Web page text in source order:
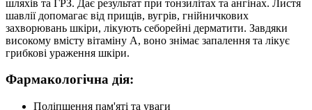
шляхів та ГРЗ. Дає результат при тонзилітах та ангінах. Листя
шавлії допомагає від прищів, вугрів, гнійничкових
захворювань шкіри, лікують себорейні дерматити. Завдяки
високому вмісту вітаміну А, воно знімає запалення та лікує
грибкові ураження шкіри.
Фармакологічна дія:
Поліпшення пам'яті та уваги